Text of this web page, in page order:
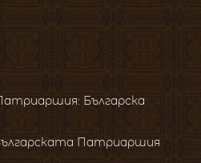
Българска
Патриаршия